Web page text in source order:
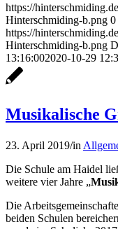
https://
Hinterschmiding-b.png 0
https://
Hinterschmiding-b.png
13:16:002020-10-29
Musikalische
23. April 2019/in
Die Schule am Haidel
weitere vier Jahre „
Die
beiden Schulen